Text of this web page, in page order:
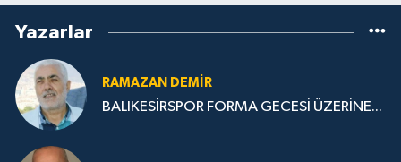
Yazarlar
RAMAZAN DEMİR
BALIKESİRSPOR FORMA GECESİ ÜZERİNE...